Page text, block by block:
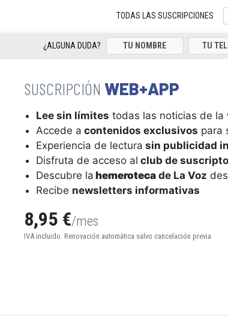
TODAS LAS SUSCRIPCIONES
¿ALGUNA DUDA?
WEB+APP
Lee sin límites todas las noticias de la
Accede a contenidos exclusivos para
Experiencia de lectura sin publicidad
Disfruta de acceso al club de
Descubre la hemeroteca de La Voz
Recibe newsletters informativas
8,95 €/mes
IVA incluido. Renovación automática salvo cancelación previa